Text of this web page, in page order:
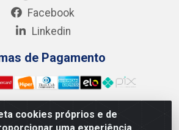
cookies próprios e de
Facebook
Linkedin
de Pagamento